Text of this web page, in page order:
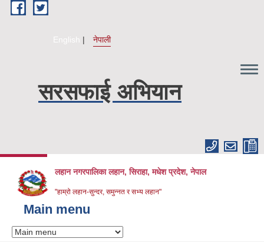
Skip to main content
English नेपाली
सरसफाई अभियान
लहान नगरपालिका लहान, सिराहा, मधेश प्रदेश, नेपाल
"हाम्रो लहान-सुन्दर, समुन्नत र सभ्य लहान"
Main menu